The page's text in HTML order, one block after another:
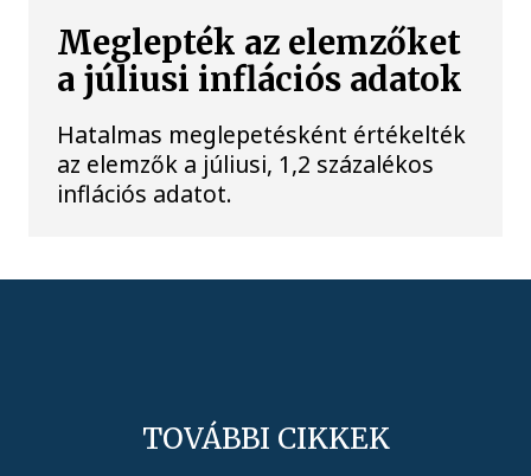
Meglepték az elemzőket
a júliusi inflációs adatok
Hatalmas meglepetésként értékelték
az elemzők a júliusi, 1,2 százalékos
inflációs adatot.
TOVÁBBI CIKKEK